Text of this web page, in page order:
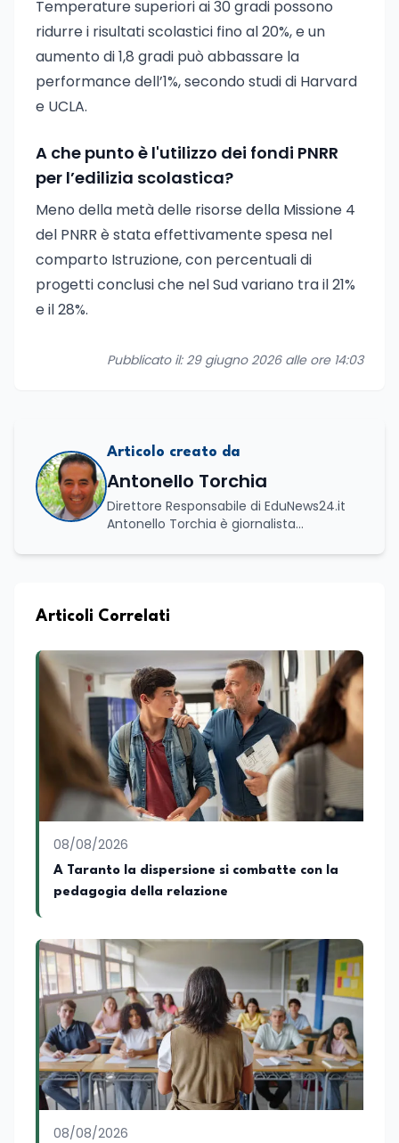
Temperature superiori ai 30 gradi possono
ridurre i risultati scolastici fino al 20%, e un
aumento di 1,8 gradi può abbassare la
performance dell’1%, secondo studi di Harvard
e UCLA.
A che punto è l'utilizzo dei fondi PNRR
per l’edilizia scolastica?
Meno della metà delle risorse della Missione 4
del PNRR è stata effettivamente spesa nel
comparto Istruzione, con percentuali di
progetti conclusi che nel Sud variano tra il 21%
e il 28%.
Pubblicato il: 29 giugno 2026 alle ore 14:03
Articolo creato da
Antonello Torchia
Direttore Responsabile di EduNews24.it
Antonello Torchia è giornalista
con un percorso formativo e
economico, geopolitico, comunicativo e
accademica multidisciplinare: ha
conseguito la Laurea in Economia e
Commercio (quadriennale, Vecchio
Ordinamento), la Laurea Magistrale in
Relazioni Internazionali (LM-52) con la
votazione di 110/110 e lode, e la Laurea
Magistrale in Scienze Geografiche (LM-
80). Un trittico di competenze che gli
consente di leggere i fenomeni
contemporanei con una prospettiva che
abbraccia le dinamiche economiche, le
relazioni tra Stati e le dimensioni spaziali
e territoriali della società. Nel corso della
sua carriera ha maturato una
significativa esperienza nella
testate della carta stampata. Questa
esperienza sul campo gli ha conferito
una padronanza trasversale dei linguaggi
mediatici, dalla televisione al digitale.
Attualmente ricopre il ruolo di Direttore
Responsabile di EduNews24.it, testata
giornalistica online dedicata al mondo
dell'istruzione, della formazione e delle
politiche educative italiane ed europee,
dove cura la linea editoriale e
supervisiona la produzione di contenuti
Articoli Correlati
08/08/2026
A Taranto la dispersione si combatte con la
pedagogia della relazione
08/08/2026